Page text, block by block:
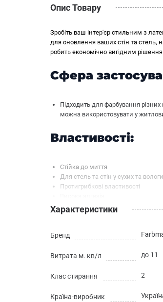
Опис Товару
Зробіть ваш інтер'єр стильним з
для оновлення ваших стін та стель,
робить економічно вигідним
Сфера
Підходить для фарбування різних
можна використовувати у
Властивості:
Стійка до миття
Для стель та стін у сухих та
Протигрибкові властивості
Екологічність
Матове покриття
Технічні
добавками
Сухий залишок: бл. 45%
Характеристики
Бренд
Витрата м. кв/л до 11
Клас стирання 2
Країна-виробник